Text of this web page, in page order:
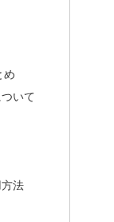
め
いて
法